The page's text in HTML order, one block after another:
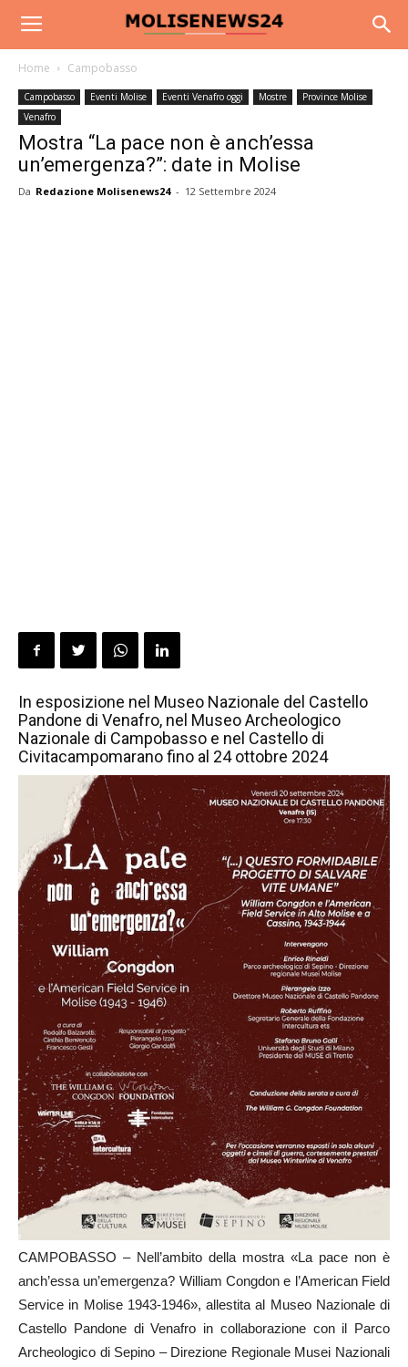
Home Campobasso
Campobasso Eventi Molise Eventi Venafro oggi Mostre
Province Molise
Venafro
Mostra “La pace non è anch’essa
un’emergenza?”: date in Molise
Da Redazione Molisenews24 - 12 Settembre 2024
In esposizione nel Museo Nazionale del Castello
Pandone di Venafro, nel Museo Archeologico
Nazionale di Campobasso e nel Castello di
Civitacampomarano fino al 24 ottobre 2024
CAMPOBASSO – Nell’ambito della mostra «La pace non è
anch’essa un’emergenza? William Congdon e l’American Field
Service in Molise 1943-1946», allestita al Museo Nazionale di
Castello Pandone di Venafro in collaborazione con il Parco
Archeologico di Sepino – Direzione Regionale Musei Nazionali